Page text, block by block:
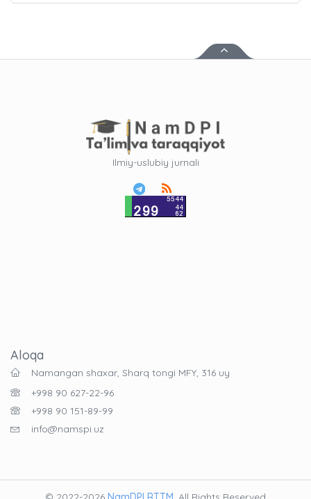
Ilmiy-uslubiy jurnali
Aloqa
Namangan shaxar, Sharq tongi MFY, 316 uy
+998 90 627-22-96
+998 90 151-89-99
info@namspi.uz